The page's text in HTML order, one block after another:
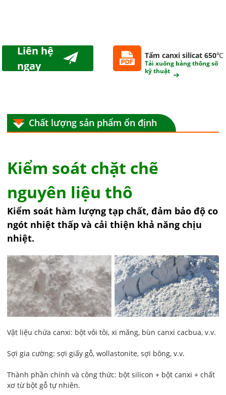
Liên hệ
ngay
Tấm canxi silicat 650℃
Tải xuống bảng thông số
kỹ thuật
Chất lượng sản phẩm ổn định
Kiểm soát chặt chẽ
nguyên liệu thô
Kiểm soát hàm lượng tạp chất, đảm bảo độ co
ngót nhiệt thấp và cải thiện khả năng chịu
nhiệt.
Vật liệu chứa canxi: bột vôi tôi, xi măng, bùn canxi cacbua, v.v.
Sợi gia cường: sợi giấy gỗ, wollastonite, sợi bông, v.v.
Thành phần chính và công thức: bột silicon + bột canxi + chất
xơ từ bột gỗ tự nhiên.